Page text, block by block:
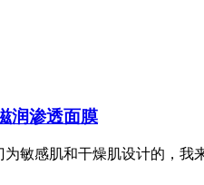
润渗透面膜
敏感肌和干燥肌设计的，我